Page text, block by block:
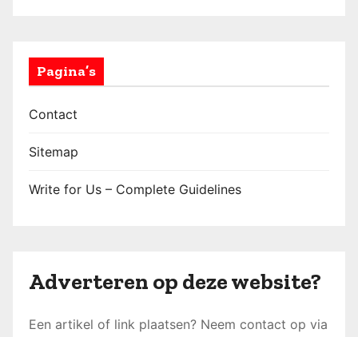
Pagina’s
Contact
Sitemap
Write for Us – Complete Guidelines
Adverteren op deze website?
Een artikel of link plaatsen? Neem contact op via